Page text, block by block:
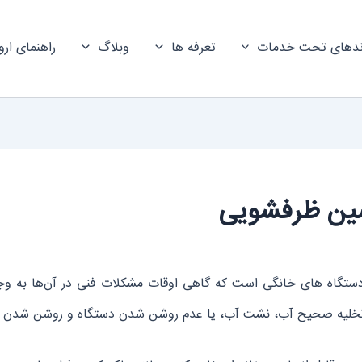
تحت خدمات تعرفه ها وبلاگ راهنمای
ظرفشویی
های خانگی است که گاهی اوقات مشکلات فنی در آن‌ها به
صحیح آب، نشت آب، یا عدم روشن شدن دستگاه و روشن